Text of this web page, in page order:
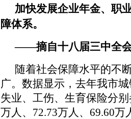
加快发展企业年金、职
障体系。
——摘自十八届三中全
随着社会保障水平的不
广。数据显示，去年我市
失业、工伤、生育保险分
万人、72.73万人、69.60